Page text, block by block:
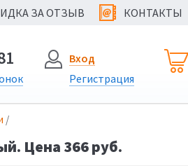
ЗА ОТЗЫВ @ КОНТАКТЫ
Вход
Регистрация
/
Цена 366 руб.